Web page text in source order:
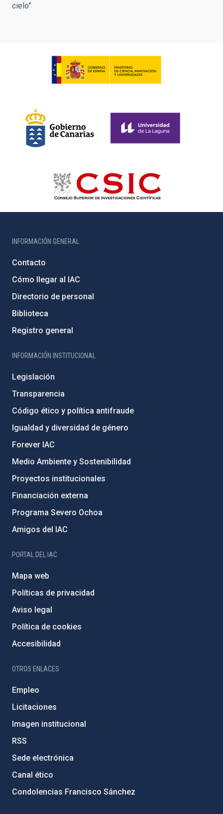
cielo”
INFORMACIÓN GENERAL
Contacto
Cómo llegar al IAC
Directorio de personal
Biblioteca
Registro general
INFORMACIÓN INSTITUCIONAL
Legislación
Transparencia
Código ético y política antifraude
Igualdad y diversidad de género
Forever IAC
Medio Ambiente y Sostenibilidad
Proyectos institucionales
Financiación externa
Programa Severo Ochoa
Amigos del IAC
PORTAL DEL IAC
Mapa web
Políticas de privacidad
Aviso legal
Política de cookies
Accesibilidad
OTROS ENLACES
Empleo
Licitaciones
Imagen institucional
RSS
Sede electrónica
Canal ético
Condolencias Francisco Sánchez